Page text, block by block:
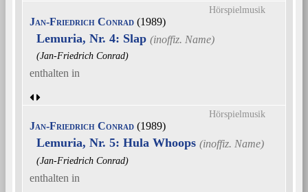
Hörspielmusik
Jan-Friedrich Conrad (1989)
Lemuria, Nr. 4: Slap
(Jan-Friedrich Conrad)
enthalten in
Hörspielmusik
Jan-Friedrich Conrad (1989)
Lemuria, Nr. 5: Hula Whoops
(Jan-Friedrich Conrad)
enthalten in